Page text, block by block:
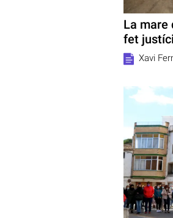
La mare
fet
Xavi